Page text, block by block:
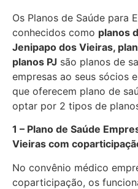
Os Planos de Saúde para
conhecidos como planos
Jenipapo dos Vieiras,
planos PJ são planos de
empresas ao seus sócios
que oferecem plano de
optar por 2 tipos de
1 – Plano de Saúde
Vieiras com
No convênio médico
coparticipação, os